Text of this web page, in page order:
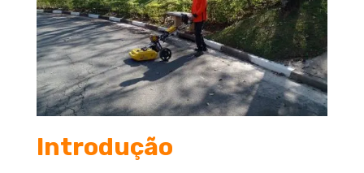
Introdução